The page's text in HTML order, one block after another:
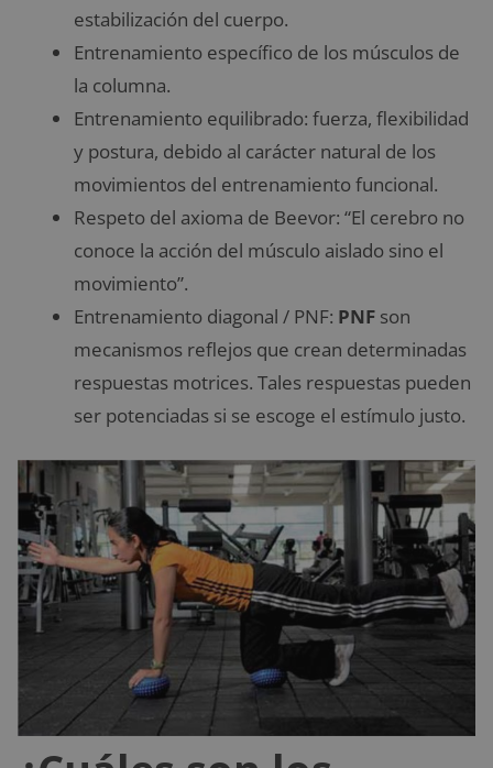
estabilización del cuerpo.
Entrenamiento específico de los músculos de
la columna.
Entrenamiento equilibrado: fuerza, flexibilidad
y postura, debido al carácter natural de los
movimientos del entrenamiento funcional.
Respeto del axioma de Beevor: “El cerebro no
conoce la acción del músculo aislado sino el
movimiento”.
Entrenamiento diagonal / PNF: PNF son
mecanismos reflejos que crean determinadas
respuestas motrices. Tales respuestas pueden
ser potenciadas si se escoge el estímulo justo.